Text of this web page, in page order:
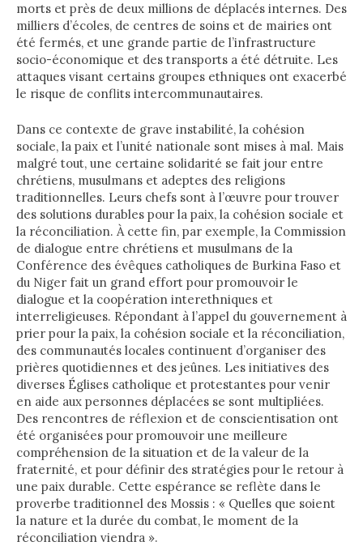
morts et près de deux millions de déplacés internes. Des
milliers d’écoles, de centres de soins et de mairies ont
été fermés, et une grande partie de l’infrastructure
socio-économique et des transports a été détruite. Les
attaques visant certains groupes ethniques ont exacerbé
le risque de conflits intercommunautaires.
Dans ce contexte de grave instabilité, la cohésion
sociale, la paix et l’unité nationale sont mises à mal. Mais
malgré tout, une certaine solidarité se fait jour entre
chrétiens, musulmans et adeptes des religions
traditionnelles. Leurs chefs sont à l’œuvre pour trouver
des solutions durables pour la paix, la cohésion sociale et
la réconciliation. À cette fin, par exemple, la Commission
de dialogue entre chrétiens et musulmans de la
Conférence des évêques catholiques de Burkina Faso et
du Niger fait un grand effort pour promouvoir le
dialogue et la coopération interethniques et
interreligieuses. Répondant à l’appel du gouvernement à
prier pour la paix, la cohésion sociale et la réconciliation,
des communautés locales continuent d’organiser des
prières quotidiennes et des jeûnes. Les initiatives des
diverses Églises catholique et protestantes pour venir
en aide aux personnes déplacées se sont multipliées.
Des rencontres de réflexion et de conscientisation ont
été organisées pour promouvoir une meilleure
compréhension de la situation et de la valeur de la
fraternité, et pour définir des stratégies pour le retour à
une paix durable. Cette espérance se reflète dans le
proverbe traditionnel des Mossis : « Quelles que soient
la nature et la durée du combat, le moment de la
réconciliation viendra ».